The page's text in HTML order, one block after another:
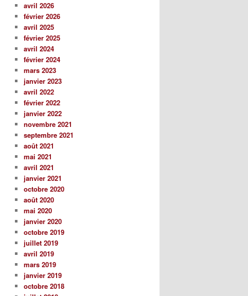
avril 2026
février 2026
avril 2025
février 2025
avril 2024
février 2024
mars 2023
janvier 2023
avril 2022
février 2022
janvier 2022
novembre 2021
septembre 2021
août 2021
mai 2021
avril 2021
janvier 2021
octobre 2020
août 2020
mai 2020
janvier 2020
octobre 2019
juillet 2019
avril 2019
mars 2019
janvier 2019
octobre 2018